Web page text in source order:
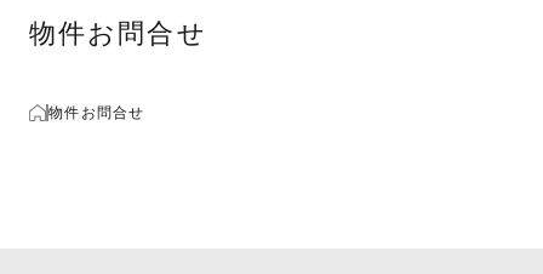
物件お問合せ
物件お問合せ